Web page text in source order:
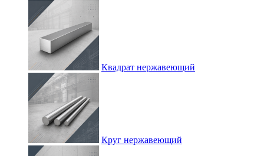
Квадрат нержавеющий
Круг нержавеющий